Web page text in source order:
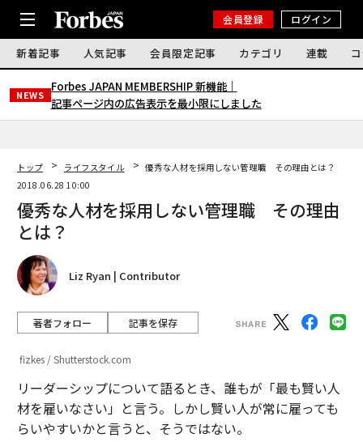
会員登録 ログイン
新着記事 人気記事 会員限定記事 カテゴリ 連載
NEWS
Forbes JAPAN MEMBERSHIP 新機能｜
記事ページ内の広告表示を最小限にしました
トップ ライフスタイル
優秀な人材を採用しない管理職 その理由とは？
2018.06.28 10:00
優秀な人材を採用しない管理職 その理由
とは？
Liz Ryan | Contributor
著者フォロー 記事を保存
fizkes / Shutterstock.com
リーダーシップについて語るとき、誰もが「最も賢い人
材を雇いなさい」と言う。しかし賢い人が常に雇っても
らいやすいかと言うと、そうではない。